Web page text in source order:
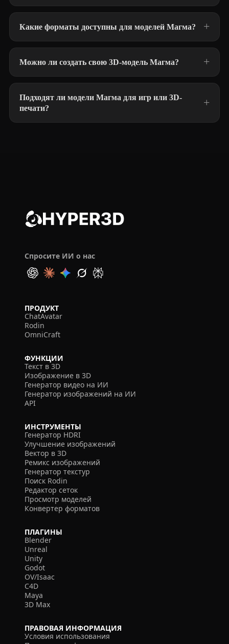
Какие форматы доступны для моделей Магма?
Можно ли создать свою 3D-модель Магма?
Подходят ли модели Магма для игр или 3D-
печати?
Спросите ИИ о нас
ПРОДУКТ
ChatAvatar
Rodin
OmniCraft
ФУНКЦИИ
Текст в 3D
Изображение в 3D
Генератор видео на ИИ
Генератор изображений на ИИ
API
ИНСТРУМЕНТЫ
Генератор HDRI
Улучшение изображений
Вектор в 3D
Ремикс изображений
Генератор текстур
Поиск Rodin
Редактор сеток
Просмотр моделей
Конвертер форматов
ПЛАГИНЫ
Blender
Unreal
Unity
Godot
OV/Isaac
C4D
Maya
3D Max
ПРАВОВАЯ ИНФОРМАЦИЯ
Условия использования